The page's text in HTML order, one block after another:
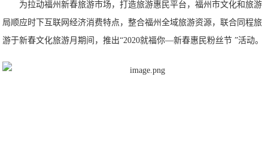
为拉动福州新春旅游市场，打造旅游惠民平台，福州市文化和旅游
局顺应时下互联网经济消费特点，整合福州全域旅游资源，联合同程旅
游于新春文化旅游月期间，推出“2020就福你—新春惠民粉丝节 ”活动。